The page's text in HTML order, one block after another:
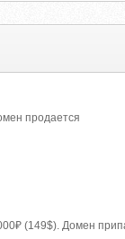
продается
(149$). Домен